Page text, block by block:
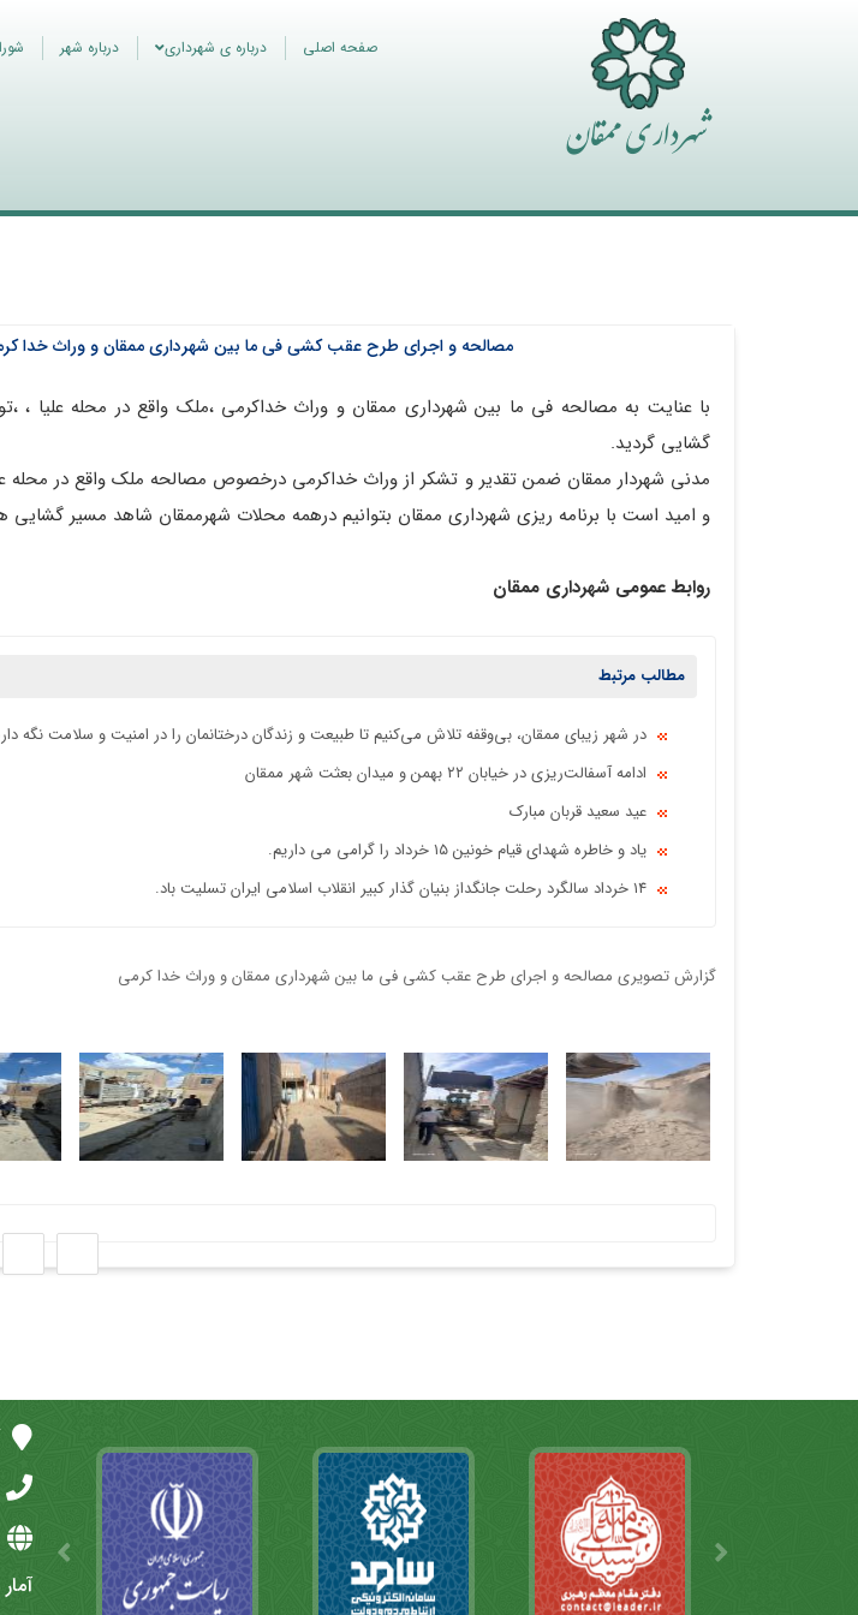
شهرداری ممقان
صفحه اصلی درباره ی شهرداری درباره شهر
مصالحه و اجرای طرح عقب کشی فی ما بین شهرداری ممقان و وراث خدا
با عنایت به مصالحه فی ما بین شهرداری ممقان و وراث خداکرمی ،ملک واقع در محله علیا
گشایی گردید.
مدنی شهردار ممقان ضمن تقدیر و تشکر از وراث خداکرمی درخصوص مصالحه ملک واقع در
و امید است با برنامه ریزی شهرداری ممقان بتوانیم درهمه محلات شهرممقان شاهد مسیر گشایی
روابط عمومی شهرداری ممقان
مطالب مرتبط
در شهر زیبای ممقان، بی‌وقفه تلاش می‌کنیم تا طبیعت و زندگان درختانمان را در امنیت و سلامت نگه
️ادامه آسفالت‌ریزی در خیابان ۲۲ بهمن و میدان بعثت شهر ممقان
عید سعید قربان مبارک
یاد و خاطره شهدای قیام خونین ۱۵ خرداد را گرامی می داریم.
۱۴ خرداد سالگرد رحلت جانگداز بنیان گذار کبیر انقلاب اسلامی ایران تسلیت باد.
گزارش تصویری مصالحه و اجرای طرح عقب کشی فی ما بین شهرداری ممقان و وراث خدا کرمی